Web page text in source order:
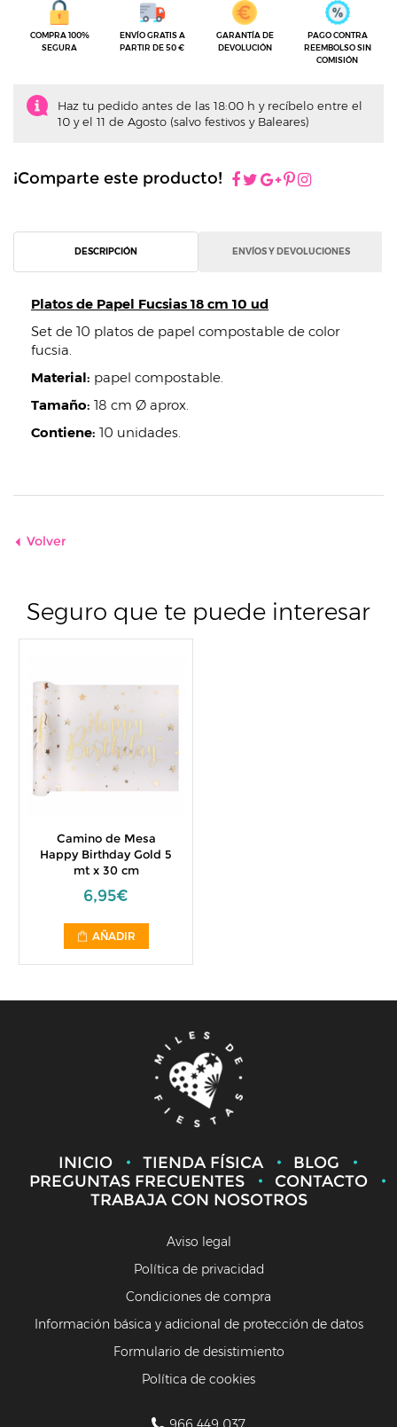
COMPRA 100%
SEGURA
ENVÍO GRATIS A
PARTIR DE 50 €
GARANTÍA DE
DEVOLUCIÓN
PAGO CONTRA
REEMBOLSO SIN
COMISIÓN
Haz tu pedido antes de las 18:00 h y recíbelo entre el
10 y el 11 de Agosto (salvo festivos y Baleares)
¡Comparte este producto!
DESCRIPCIÓN ENVÍOS Y DEVOLUCIONES
Platos de Papel Fucsias 18 cm 10 ud
Set de 10 platos de papel compostable de color
fucsia.
Material: papel compostable.
Tamaño: 18 cm Ø aprox.
Contiene: 10 unidades.
Volver
Seguro que te puede interesar
Camino de Mesa
Happy Birthday Gold 5
mt x 30 cm
6,95€
AÑADIR
INICIO TIENDA FÍSICA
BLOG
PREGUNTAS FRECUENTES
CONTACTO
TRABAJA CON NOSOTROS
Aviso legal
Política de privacidad
Condiciones de compra
Información básica y adicional de protección de datos
Formulario de desistimiento
Política de cookies